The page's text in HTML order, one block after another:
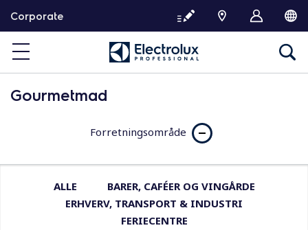
d
l
Corporate
Gourmetmad
Forretningsområde
ALLE
BARER, CAFÉER OG VINGÅRDE
ERHVERV, TRANSPORT & INDUSTRI
FERIECENTRE